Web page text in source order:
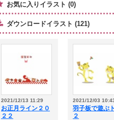
お気に入りイラスト (0)
ダウンロードイラスト (121)
2021/12/13 11:29
お正月ライン２０
２２
2021/12/03
羽子板で遊ぶ
２